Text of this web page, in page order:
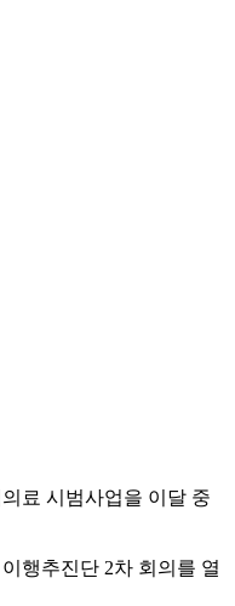
료 시범사업을 이달 중
행추진단 2차 회의를 열